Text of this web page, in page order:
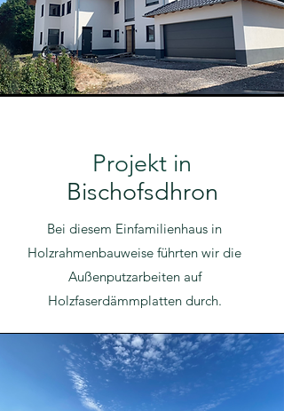
Projekt in
Bischofsdhron
Bei diesem Einfamilienhaus in
Holzrahmenbauweise führten wir die
Außenputzarbeiten auf
Holzfaserdämmplatten durch.